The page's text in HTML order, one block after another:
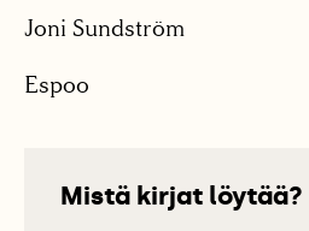
Joni Sundström
Espoo
Mistä kirjat löytää?